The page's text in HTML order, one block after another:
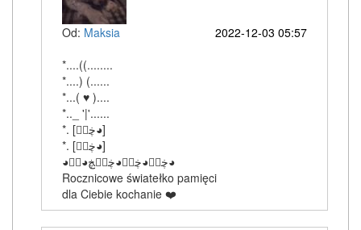
Od: Maksia
2022-12-03 05:57
*....((........
*....) (......
*...( ♥ )....
*.._ '|'......
‎*. [ڿڰۣ◕]
‎*. [ڿڰۣ◕]
‎◕ڿڰۣ◕ڿڰۣ◕ڿڰۣڿ◕ڰۣ◕
Rocznicowe światełko pamięci
dla Ciebie kochanie ❤️